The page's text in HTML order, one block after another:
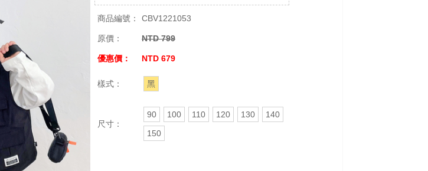
商品編號： CBV1221053
原價： NTD 799
優惠價： NTD 679
樣式： 黑
尺寸：
90 100 110 120 130
140
150